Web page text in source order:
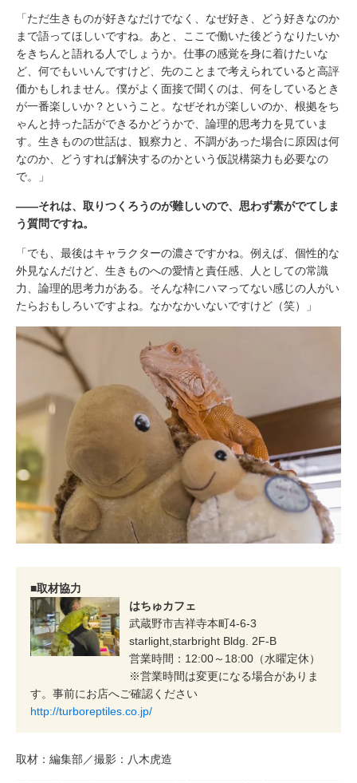
「ただ生きものが好きなだけでなく、なぜ好き、どう好きなのか
まで語ってほしいですね。あと、ここで働いた後どうなりたいか
をきちんと語れる人でしょうか。仕事の感覚を身に着けたいな
ど、何でもいいんですけど、先のことまで考えられていると高評
価かもしれません。僕がよく面接で聞くのは、何をしているとき
が一番楽しいか？ということ。なぜそれが楽しいのか、根拠をち
ゃんと持った話ができるかどうかで、論理的思考力を見ていま
す。生きものの世話は、観察力と、不調があった場合に原因は何
なのか、どうすれば解決するのかという仮説構築力も必要なの
で。」
――それは、取りつくろうのが難しいので、思わず素がでてしま
う質問ですね。
「でも、最後はキャラクターの濃さですかね。例えば、個性的な
外見なんだけど、生きものへの愛情と責任感、人としての常識
力、論理的思考力がある。そんな枠にハマってない感じの人がい
たらおもしろいですよね。なかなかいないですけど（笑）」
■取材協力
はちゅカフェ
武蔵野市吉祥寺本町4-6-3
starlight,starbright Bldg. 2F-B
営業時間：12:00～18:00（水曜定休）
※営業時間は変更になる場合がありま
す。事前にお店へご確認ください
http://turboreptiles.co.jp/
取材：編集部／撮影：八木虎造